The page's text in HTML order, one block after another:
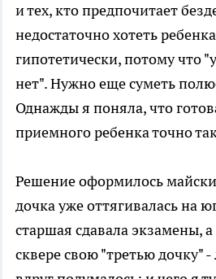
и тех, кто предпочитает
недостаточно хотеть
гипотетически, потому что
нет". Нужно еще суметь
Однажды я поняла, что
приемного ребенка точно
Решение оформилось
дочка уже оттягивалась на
старшая сдавала экзамены,
сквере свою "третью дочку"